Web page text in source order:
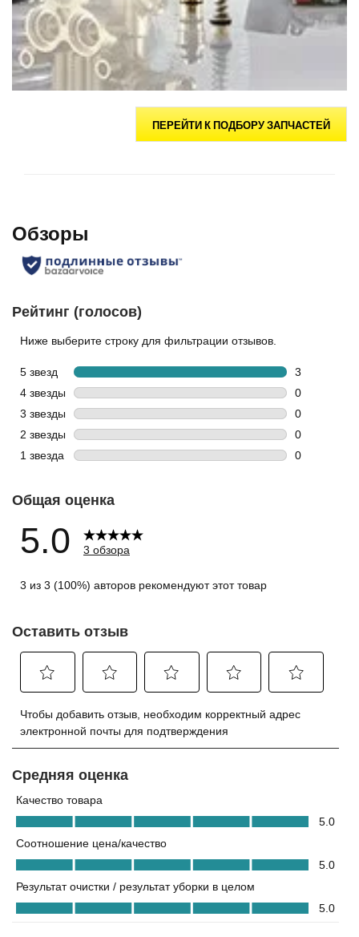
ПЕРЕЙТИ К ПОДБОРУ ЗАПЧАСТЕЙ